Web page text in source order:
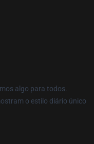
algo para todos.
o estilo diário único